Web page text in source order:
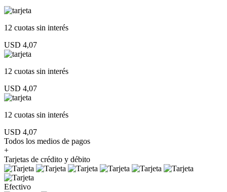
12 cuotas sin interés
USD 4,07
12 cuotas sin interés
USD 4,07
12 cuotas sin interés
USD 4,07
Todos los medios de pagos
+
Tarjetas de crédito y débito
Efectivo